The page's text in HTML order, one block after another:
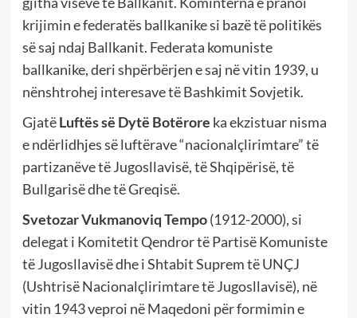
krijimin e federatës ballkanike si bazë të politikës
së saj ndaj Ballkanit. Federata komuniste
ballkanike, deri shpërbërjen e saj në vitin 1939, u
nënshtrohej interesave të Bashkimit Sovjetik.
GjatëLuftës së Dytë Botërore ka ekzistuar nisma
e ndërlidhjes së luftërave “nacionalçlirimtare” të
partizanëve të Jugosllavisë, të Shqipërisë, të
Bullgarisë dhe të Greqisë.
Svetozar Vukmanoviq Tempo(1912-2000), si
delegat i Komitetit Qendror të Partisë Komuniste
të Jugosllavisë dhe i Shtabit Suprem të UNÇJ
(Ushtrisë Nacionalçlirimtare të Jugosllavisë), në
vitin 1943 veproi në Maqedoni për formimin e